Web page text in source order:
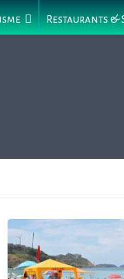
Restaurants &